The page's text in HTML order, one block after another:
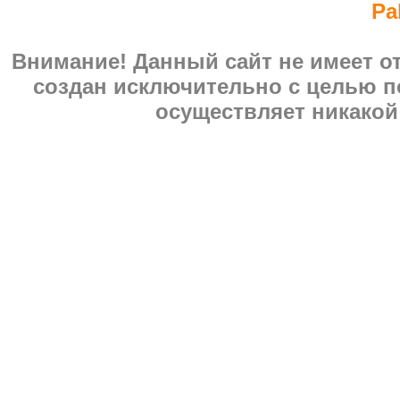
Внимание! Данный сайт не имеет
создан исключительно с целью
осуществляет